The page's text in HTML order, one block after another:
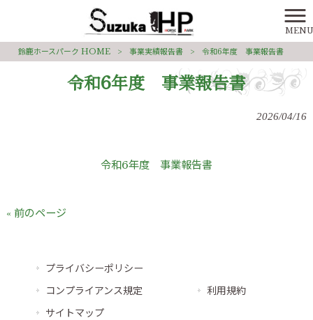
MENU
鈴鹿ホースパーク HOME > 事業実績報告書 > 令和6年度 事業報告書
令和6年度 事業報告書
2026/04/16
令和6年度 事業報告書
« 前のページ
プライバシーポリシー
コンプライアンス規定
利用規約
サイトマップ